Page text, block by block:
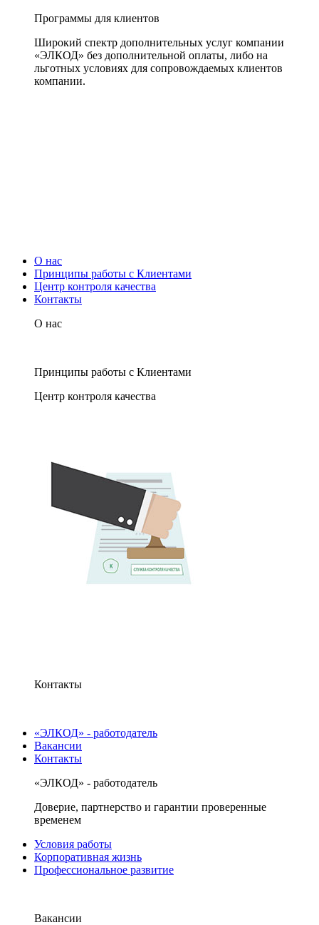
Программы для клиентов
Широкий спектр дополнительных услуг компании
«ЭЛКОД» без дополнительной оплаты, либо на
льготных условиях для сопровождаемых клиентов
компании.
О нас
Принципы работы с Клиентами
Центр контроля качества
Контакты
О нас
Принципы работы с Клиентами
Центр контроля качества
Контакты
«ЭЛКОД» - работодатель
Вакансии
Контакты
«ЭЛКОД» - работодатель
Доверие, партнерство и гарантии проверенные
временем
Условия работы
Корпоративная жизнь
Профессиональное развитие
Вакансии